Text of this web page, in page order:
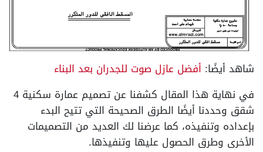
شاهد أيضًا: أفضل عازل صوت للجدران بعد البناء
في نهاية هذا المقال كشفنا عن تصميم عمارة سكنية 4
شقق وحددنا أيضًا الطرق الصحيحة التي تتيح البدء
بإعداده وتنفيذه، كما عرضنا لك العديد من التصميمات
الأخرى وطرق الحصول عليها وتنفيذها.